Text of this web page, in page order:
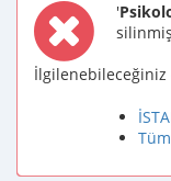
'